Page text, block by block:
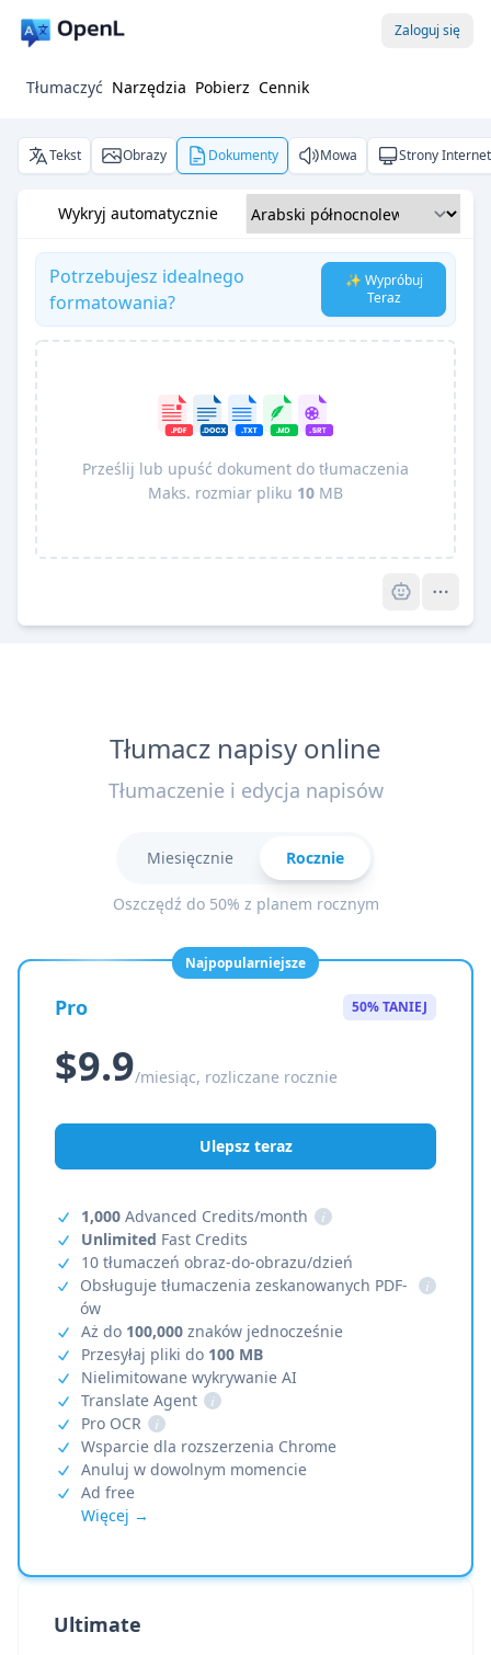
Zaloguj się
Tłumaczyć Narzędzia Pobierz Cennik
Tekst Obrazy Dokumenty Mowa Strony
Wykryj automatycznie
Potrzebujesz idealnego
formatowania?
✨ Wypróbuj
Teraz
Prześlij lub upuść dokument do tłumaczenia
Maks. rozmiar pliku 10 MB
Tłumacz napisy online
Tłumaczenie i edycja napisów
Miesięcznie Rocznie
Oszczędź do 50% z planem rocznym
Najpopularniejsze
Pro 50% TANIEJ
$9.9/miesiąc, rozliczane rocznie
Ulepsz teraz
1,000 Advanced Credits/month
i
Unlimited Fast Credits
10 tłumaczeń obraz-do-obrazu/dzień
Obsługuje tłumaczenia zeskanowanych PDF-
ów
i
Aż do 100,000 znaków jednocześnie
Przesyłaj pliki do 100 MB
Nielimitowane wykrywanie AI
Translate Agent
i
Pro OCR
i
Wsparcie dla rozszerzenia Chrome
Anuluj w dowolnym momencie
Ad free
Więcej →
Ultimate